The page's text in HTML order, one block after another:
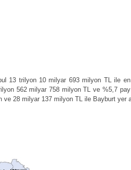
13 trilyon 10 milyar 693 milyon TL ile
562 milyar 758 milyon TL ve %5,7
ve 28 milyar 137 milyon TL ile Bayburt yer